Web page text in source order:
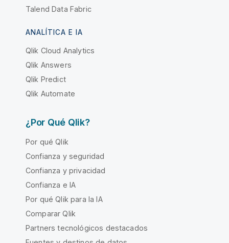
Talend Data Fabric
ANALÍTICA E IA
Qlik Cloud Analytics
Qlik Answers
Qlik Predict
Qlik Automate
¿Por Qué Qlik?
Por qué Qlik
Confianza y seguridad
Confianza y privacidad
Confianza e IA
Por qué Qlik para la IA
Comparar Qlik
Partners tecnológicos destacados